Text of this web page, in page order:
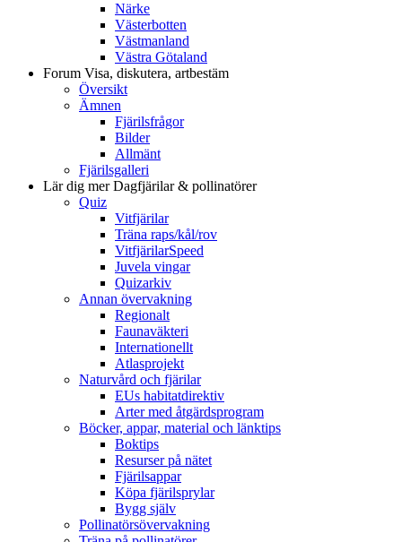
Närke
Västerbotten
Västmanland
Västra Götaland
Forum Visa, diskutera, artbestäm
Översikt
Ämnen
Fjärilsfrågor
Bilder
Allmänt
Fjärilsgalleri
Lär dig merDagfjärilar & pollinatörer
Quiz
Vitfjärilar
Träna raps/kål/rov
VitfjärilarSpeed
Juvela vingar
Quizarkiv
Annan övervakning
Regionalt
Faunaväkteri
Internationellt
Atlasprojekt
Naturvård och fjärilar
EUs habitatdirektiv
Arter med åtgärdsprogram
Böcker, appar, material och länktips
Boktips
Resurser på nätet
Fjärilsappar
Köpa fjärilsprylar
Bygg själv
Pollinatörsövervakning